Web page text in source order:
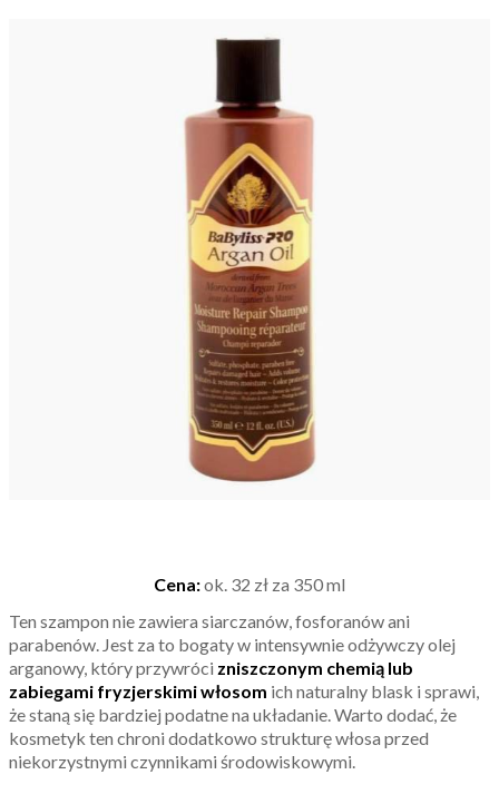
Cena:ok. 32 zł za 350 ml
Ten szampon nie zawiera siarczanów, fosforanów ani
parabenów. Jest za to bogaty w intensywnie odżywczy olej
arganowy, który przywróci zniszczonym chemią lub
zabiegami fryzjerskimi włosom ich naturalny blask i sprawi,
że staną się bardziej podatne na układanie. Warto dodać, że
kosmetyk ten chroni dodatkowo strukturę włosa przed
niekorzystnymi czynnikami środowiskowymi.